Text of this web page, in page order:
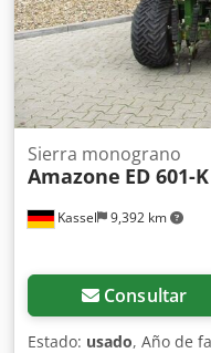
Kassel 9,392 km
Sierra monograno
Amazone ED 601-K
Consultar
Estado: usado, Año de